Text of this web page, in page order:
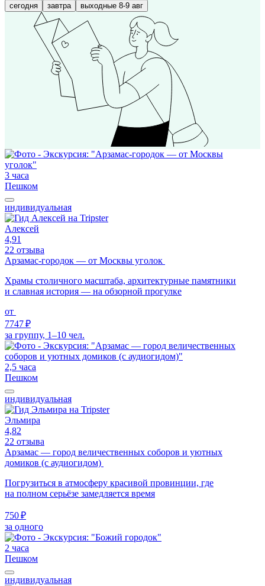
сегодня завтра выходные 8-9 авг
3 часа
Пешком
индивидуальная
Алексей
4,91
22 отзыва
Арзамас-городок — от Москвы уголок
Храмы столичного масштаба, архитектурные памятники
и славная история — на обзорной прогулке
от
7747 ₽
за группу, 1–10 чел.
2,5 часа
Пешком
индивидуальная
Эльмира
4,82
22 отзыва
Арзамас — город величественных соборов и уютных
домиков (с аудиогидом)
Погрузиться в атмосферу красивой провинции, где
на полном серьёзе замедляется время
750 ₽
за одного
2 часа
Пешком
индивидуальная